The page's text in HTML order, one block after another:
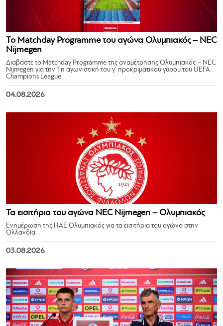
Το Matchday Programme του αγώνα Ολυμπιακός – NEC
Nijmegen
Διαβάστε το Matchday Programme της αναμέτρησης Ολυμπιακός – NEC
Nijmegen για την 1η αγωνιστική του γ’ προκριματικού γύρου του UEFA
Champions League.
04.08.2026
Τα εισιτήρια του αγώνα NEC Nijmegen – Ολυμπιακός
Ενημέρωση της ΠΑΕ Ολυμπιακός για τα εισιτήρια του αγώνα στην
Ολλανδία.
03.08.2026